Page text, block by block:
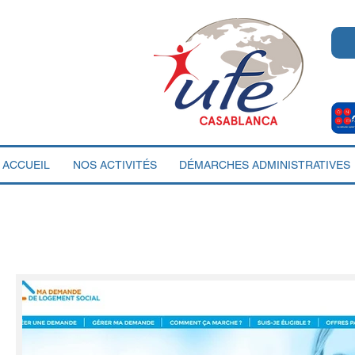
ACCUEIL NOS ACTIVITÉS DÉMARCHES ADMINISTRATIVES